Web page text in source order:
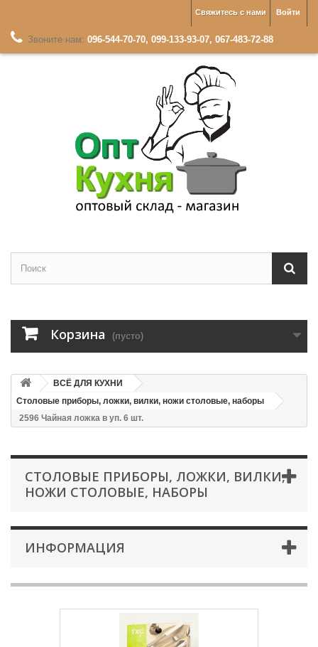
Войти
Свяжитесь с нами
Звоните нам: 096-544-70-70, 099-133-93-07, 067-483-72-88
Корзина (пусто)
ВСЁ ДЛЯ КУХНИ
Столовые приборы, ложки, вилки, ножи столовые, наборы
2596 Чайная ложка в уп. 6 шт.
СТОЛОВЫЕ ПРИБОРЫ, ЛОЖКИ, ВИЛКИ,
НОЖИ СТОЛОВЫЕ, НАБОРЫ
ИНФОРМАЦИЯ